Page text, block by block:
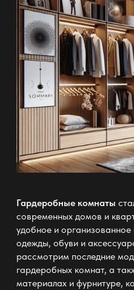
Гардеробные комнаты
современных домов и
удобное и
одежды, обуви и
рассмотрим последние
гардеробных комнат, а
материалах и фурнитуре,